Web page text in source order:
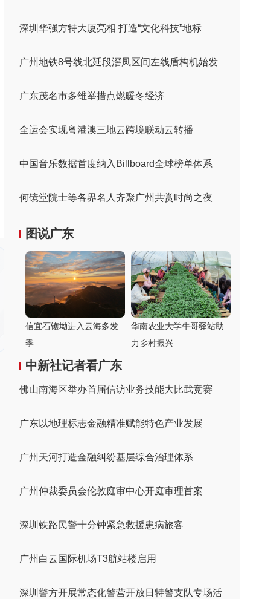
深圳华强方特大厦亮相 打造“文化科技”地标
广州地铁8号线北延段滘凤区间左线盾构机始发
广东茂名市多维举措点燃暖冬经济
全运会实现粤港澳三地云跨境联动云转播
中国音乐数据首度纳入Billboard全球榜单体系
何镜堂院士等各界名人齐聚广州共赏时尚之夜
图说广东
信宜石镬坳进入云海多发
季
华南农业大学牛哥驿站助
力乡村振兴
中新社记者看广东
佛山南海区举办首届信访业务技能大比武竞赛
广东以地理标志金融精准赋能特色产业发展
广州天河打造金融纠纷基层综合治理体系
广州仲裁委员会伦敦庭审中心开庭审理首案
深圳铁路民警十分钟紧急救援患病旅客
广州白云国际机场T3航站楼启用
深圳警方开展常态化警营开放日特警支队专场活